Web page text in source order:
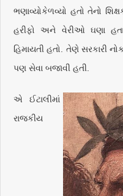
ભણાવ્યોકેળવ્યો હતો તેનો
હરીફો અને વેરીઓ ઘણા હતા.
હિમાયતી હતો. તેણે સરકારી
પણ સેવા બજાવી હતી.
એ ઈટાલીમાં
રાજકીય